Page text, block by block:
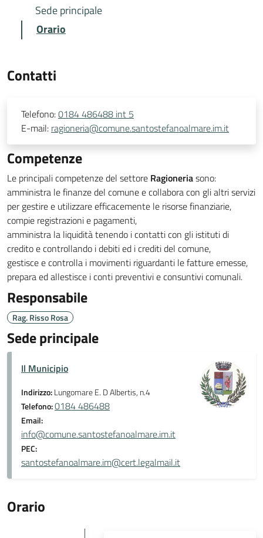
Sede principale
Orario
Contatti
Telefono:0184 486488 int 5
E-mail: ragioneria@comune.santostefanoalmare.im.it
Competenze
Le principali competenze del settore Ragioneriasono:
amministra le finanze del comune e collabora con gli altri servizi
per gestire e utilizzare efficacemente le risorse finanziarie,
compie registrazioni e pagamenti,
amministra la liquidità tenendo i contatti con gli istituti di
credito e controllando i debiti ed i crediti del comune,
gestisce e controlla i movimenti riguardanti le fatture emesse,
prepara ed allestisce i conti preventivi e consuntivi comunali.
Responsabile
Rag. Risso Rosa
Sede principale
Il Municipio
Indirizzo:Lungomare E. D Albertis, n.4
Telefono:0184 486488
Email:
info@comune.santostefanoalmare.im.it
PEC:
santostefanoalmare.im@cert.legalmail.it
Orario